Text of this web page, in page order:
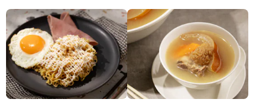
4.7，
共
5
分，
评
分
为
3。
茸
伴
意
大
利
陳
年
白
蘭